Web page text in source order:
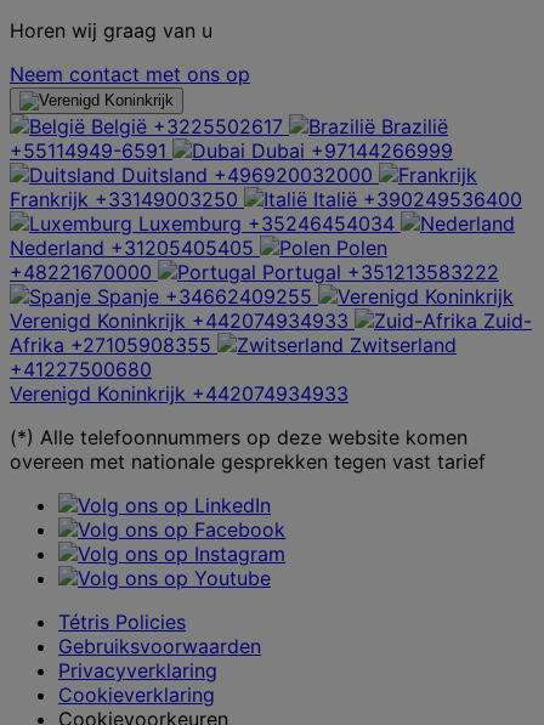
Horen wij graag van u
Neem contact met ons op
België +3225502617
Brazilië
+55114949-6591
Dubai +97144266999
Duitsland +496920032000
Frankrijk +33149003250 Italië +390249536400
Luxemburg +35246454034
Nederland +31205405405
Polen
+48221670000
Portugal +351213583222
Spanje +34662409255
Verenigd Koninkrijk +442074934933
Zuid-
Afrika +27105908355
Zwitserland
+41227500680
Verenigd Koninkrijk +442074934933
(*) Alle telefoonnummers op deze website komen
overeen met nationale gesprekken tegen vast tarief
Tétris Policies
Gebruiksvoorwaarden
Privacyverklaring
Cookieverklaring
Cookievoorkeuren